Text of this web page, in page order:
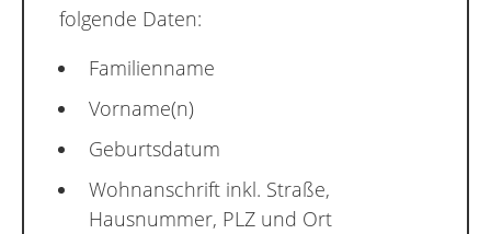
folgende Daten:
Familienname
Vorname(n)
Geburtsdatum
Wohnanschrift inkl. Straße,
Hausnummer, PLZ und Ort